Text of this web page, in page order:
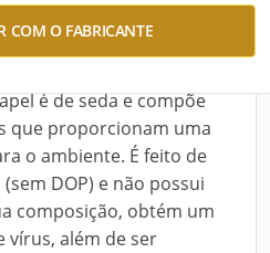
COM O FABRICANTE
ECO (NP) da LG
proporcionar uma
é de seda e compõe
que proporcionam uma
o ambiente. É feito de
DOP) e não possui
composição, obtém um
vírus, além de ser